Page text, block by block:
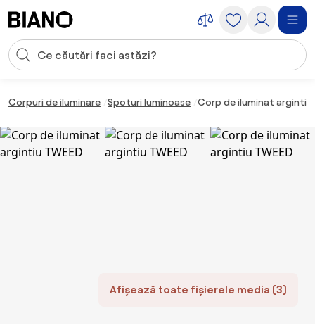
Introducerea căutării
Corpuri de iluminare Spoturi luminoase Corp de iluminat argintiu
Afișează toate fișierele media (3)